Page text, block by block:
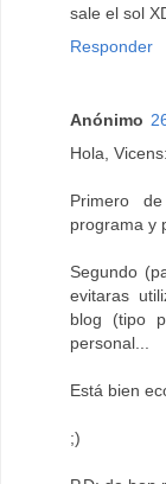
sale el sol
Responder
Anónimo
Hola, Vicens:
Primero
programa y
Segundo
evitaras
blog (tipo
personal...
Está bien
;)